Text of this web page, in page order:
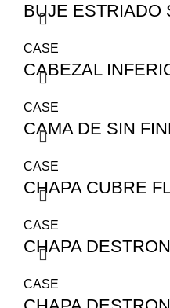
BUJE ESTRIADO
CASE
CABEZAL
CASE
CAMA DE SIN
CASE
CHAPA CUBRE
CASE
CHAPA
CASE